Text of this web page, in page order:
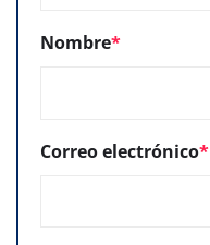
Nombre*
Correo electrónico*